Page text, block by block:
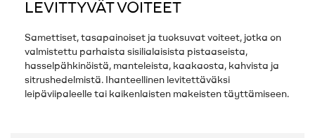
LEVITTYVÄT VOITEET
Samettiset, tasapainoiset ja tuoksuvat voiteet, jotka on
valmistettu parhaista sisilialaisista pistaaseista,
hasselpähkinöistä, manteleista, kaakaosta, kahvista ja
sitrushedelmistä. Ihanteellinen levitettäväksi
leipäviipaleelle tai kaikenlaisten makeisten täyttämiseen.